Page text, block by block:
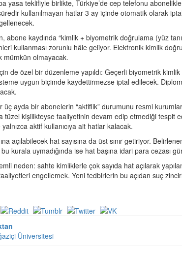
yasa teklifiyle birlikte, Türkiye’de cep telefonu
kullanılmayan hatlar 3 ay içinde otomatik olarak
abone kaydında “kimlik + biyometrik doğrulama (yüz
kullanması zorunlu hâle geliyor. Elektronik kimlik
mümkün olmayacak.
de özel bir düzenleme yapıldı: Geçerli biyometrik
uygun biçimde kaydettirmezse iptal edilecek.
üç ayda bir abonelerin “aktiflik” durumunu resmi
tüzel kişilikteyse faaliyetinin devam edip etmediği tespit
aktif kullanıcıya ait hatlar kalacak.
açılabilecek hat sayısına da üst sınır getiriyor.
kurala uymadığında ise hat başına idari para cezası
neden: sahte kimliklerle çok sayıda hat açılarak yapılan
engellemek. Yeni tedbirlerin bu açıdan suç
Üniversitesi